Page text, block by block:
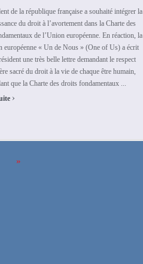
de la république française a souhaité intégrer la
du droit à l’avortement dans la Charte des
de l’Union européenne. En réaction, la
européenne « Un de Nous » (One of Us) a écrit
une très belle lettre demandant le respect
sacré du droit à la vie de chaque être humain,
que la Charte des droits fondamentaux ...
›
»